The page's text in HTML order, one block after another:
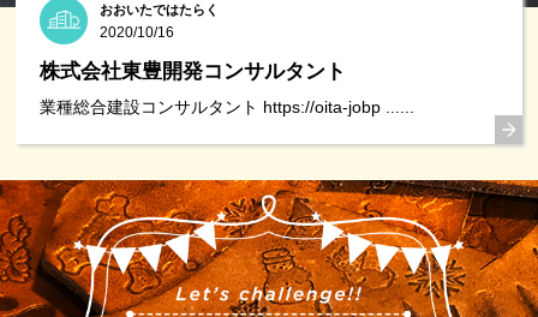
おおいたではたらく
2020/10/16
株式会社東豊開発コンサルタント
業種総合建設コンサルタント https://oita-jobp ......